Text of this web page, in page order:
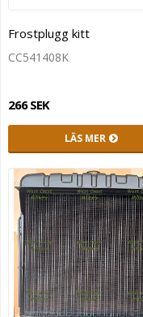
Frostplugg kitt
CC541408K
266 SEK
LÄS MER